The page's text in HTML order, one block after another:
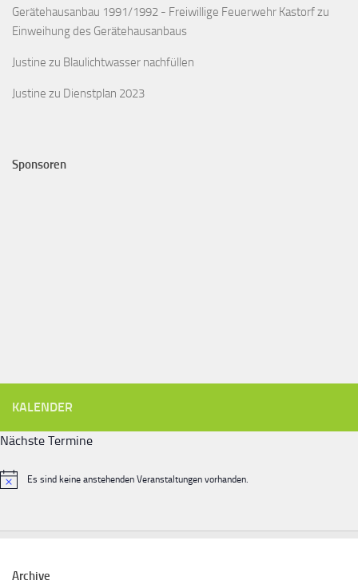
Gerätehausanbau 1991/1992 - Freiwillige Feuerwehr Kastorfzu
Einweihung des Gerätehausanbaus
Justine zu Blaulichtwasser nachfüllen
Justine zu Dienstplan 2023
Sponsoren
KALENDER
Nächste Termine
HinweisEs sind keine anstehenden Veranstaltungen vorhanden.
Archive